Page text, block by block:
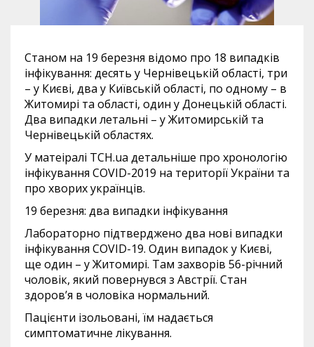
Станом на 19 березня відомо про 18 випадків
інфікування: десять у Чернівецькій області, три
– у Києві, два у Київській області, по одному – в
Житомирі та області, один у Донецькій області.
Два випадки летальні – у Житомирській та
Чернівецькій областях.
У матеіралі ТСН.ua детальніше про хронологію
інфікування COVID-2019 на території України та
про хворих українців.
19 березня: два випадки інфікування
Лабораторно підтверджено два нові випадки
інфікування COVID-19. Один випадок у Києві,
ще один – у Житомирі. Там захворів 56-річний
чоловік, який повернувся з Австрії. Стан
здоров’я в чоловіка нормальний.
Пацієнти ізольовані, їм надається
симптоматичне лікування.